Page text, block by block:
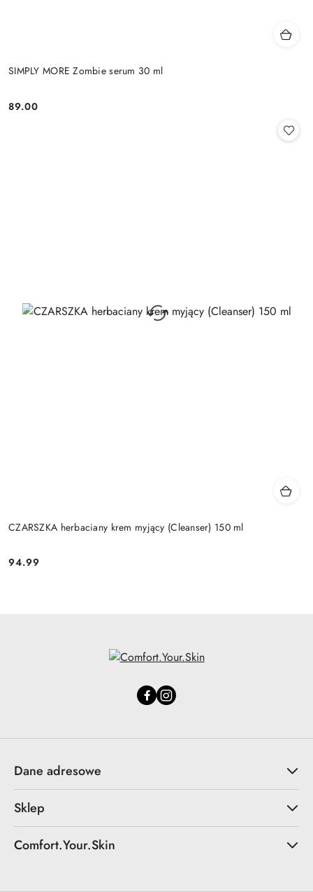
SIMPLY MORE Zombie serum 30 ml
Cena:
89.00
CZARSZKA herbaciany krem myjący (Cleanser) 150 ml
Cena:
94.99
Dane adresowe
Sklep
Comfort.Your.Skin